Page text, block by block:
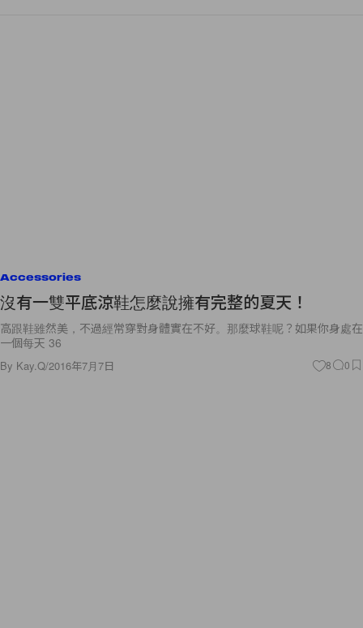
Accessories
沒有一雙平底涼鞋怎麼說擁有完整的夏天！
高跟鞋雖然美，不過經常穿對身體實在不好。那麼球鞋呢？如果你身處在
一個每天 36
By Kay.Q/2016年7月7日 8 0